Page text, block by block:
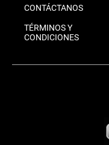
CONTÁCTANOS
TÉRMINOS Y
CONDICIONES